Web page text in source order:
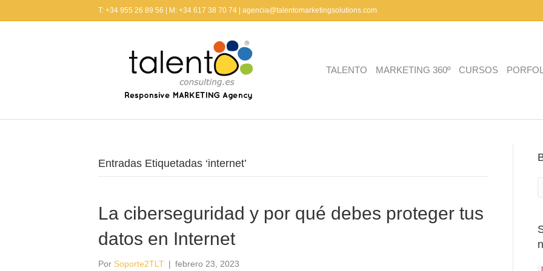
T: +34 955 26 89 56 | M: +34 617 38 70 74 | agencia@talentomarketingsolutions.com
TALENTO MARKETING 360º CURSOS
Entradas Etiquetadas ‘internet’
La ciberseguridad y por qué debes proteger tus
datos en Internet
Por Soporte2TLT | febrero 23, 2023